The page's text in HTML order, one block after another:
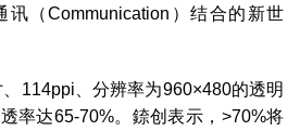
讯（Communication）结合的新世
114ppi、分辨率为960×480的透明
率达65-70%。錼创表示，>70%将